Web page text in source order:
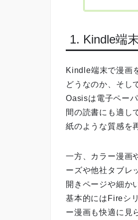
1. Kindle端
Kindle端末で漫画
どうなのか、そし
Oasisは電子ペー
間の読書にも適し
紙のような質感を
一方、カラー漫画
ーズや他社タブレ
開きページや細か
基本的にはFireシ
ー漫画も快適に見